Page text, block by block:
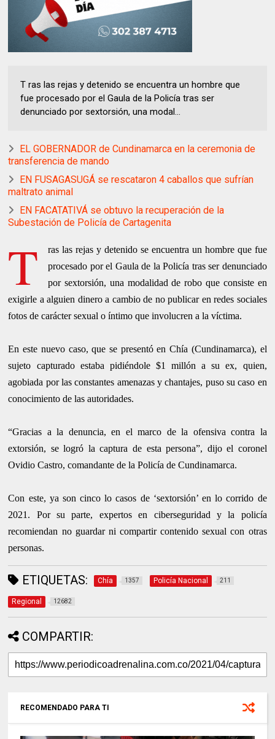
T ras las rejas y detenido se encuentra un hombre que
fue procesado por el Gaula de la Policía tras ser
denunciado por sextorsión, una modal...
EL GOBERNADOR de Cundinamarca en la ceremonia de
transferencia de mando
EN FUSAGASUGÁ se rescataron 4 caballos que sufrían
maltrato animal
EN FACATATIVÁ se obtuvo la recuperación de la
Subestación de Policía de Cartagenita
T
ras las rejas y detenido se encuentra un hombre que fue
procesado por el Gaula de la Policía tras ser denunciado
por sextorsión, una modalidad de robo que consiste en
exigirle a alguien dinero a cambio de no publicar en redes sociales
fotos de carácter sexual o íntimo que involucren a la víctima.
En este nuevo caso, que se presentó en Chía (Cundinamarca), el
sujeto capturado estaba pidiéndole $1 millón a su ex, quien,
agobiada por las constantes amenazas y chantajes, puso su caso en
conocimiento de las autoridades.
“Gracias a la denuncia, en el marco de la ofensiva contra la
extorsión, se logró la captura de esta persona”, dijo el coronel
Ovidio Castro, comandante de la Policía de Cundinamarca.
Con este, ya son cinco lo casos de ‘sextorsión’ en lo corrido de
2021. Por su parte, expertos en ciberseguridad y la policía
recomiendan no guardar ni compartir contenido sexual con otras
personas.
ETIQUETAS: Chía 1357 Policía Nacional 211
Regional 12682
COMPARTIR:
RECOMENDADO PARA TI